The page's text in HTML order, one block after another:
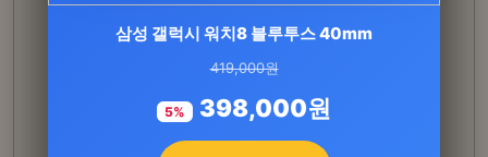
트러스티푸드 동결건조 야채간식 채소믹스 50g
강아지 저지방 저칼로리…
21,500원
21% 17,000원
삼성 갤럭시 워치8 블루투스 40mm
419,000원
5% 398,000원